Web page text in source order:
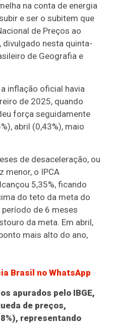
na conta de energia
e ser o subitem que
de Preços ao
divulgado nesta quinta-
de Geografia e
inflação oficial havia
de 2025, quando
força seguidamente
abril (0,43%), maio
de desaceleração, ou
menor, o IPCA
5,35%, ficando
do teto da meta do
período de 6 meses
da meta. Em abril,
mais alto do ano,
Brasil no WhatsApp
apurados pelo IBGE,
de preços,
representando